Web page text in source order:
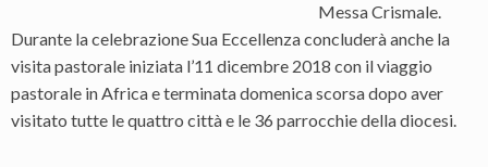
Messa Crismale.
Durante la celebrazione Sua Eccellenza concluderà anche la
visita pastorale iniziata l’11 dicembre 2018 con il viaggio
pastorale in Africa e terminata domenica scorsa dopo aver
visitato tutte le quattro città e le 36 parrocchie della diocesi.